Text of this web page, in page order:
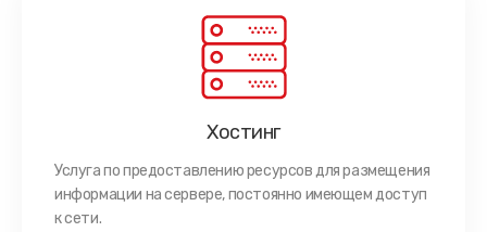
Хостинг
Услуга по предоставлению ресурсов для размещения
информации на сервере, постоянно имеющем доступ
к сети.